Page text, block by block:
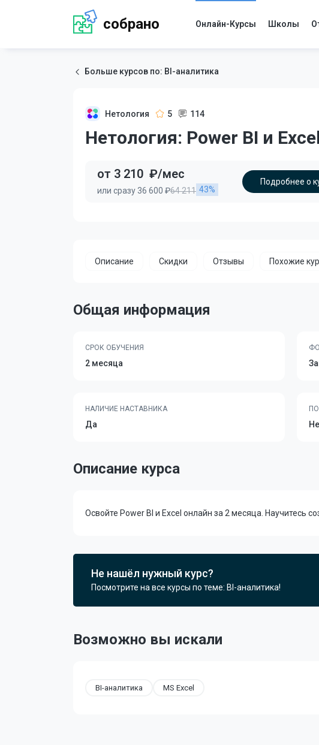
собрано Онлайн-Курсы Школы
Больше курсов по: BI-аналитика
Нетология 5 114
Нетология: Power BI и
от 3 210 ₽/мес
или сразу 36 600 ₽64 211 43%
Подробнее о
Описание Скидки Отзывы Похожие
Общая информация
СРОК ОБУЧЕНИЯ
2 месяца
НАЛИЧИЕ НАСТАВНИКА
Да
Описание курса
Освойте Power BI и Excel онлайн за 2 месяца. Научитесь
Не нашёл нужный курс?
Посмотрите на все курсы по теме: BI-аналитика!
Возможно вы искали
BI-аналитика MS Excel